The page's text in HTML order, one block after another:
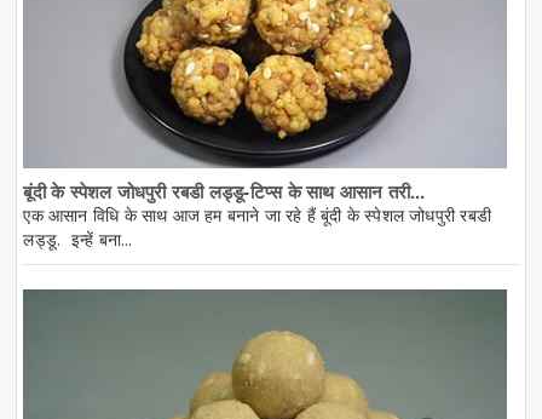
बूंदी के स्पेशल जोधपुरी रबडी लड्डू-टिप्स के साथ आसान तरी...
एक आसान विधि के साथ आज हम बनाने जा रहे हैं बूंदी के स्पेशल जोधपुरी रबडी
लड्डू. इन्हें बना...